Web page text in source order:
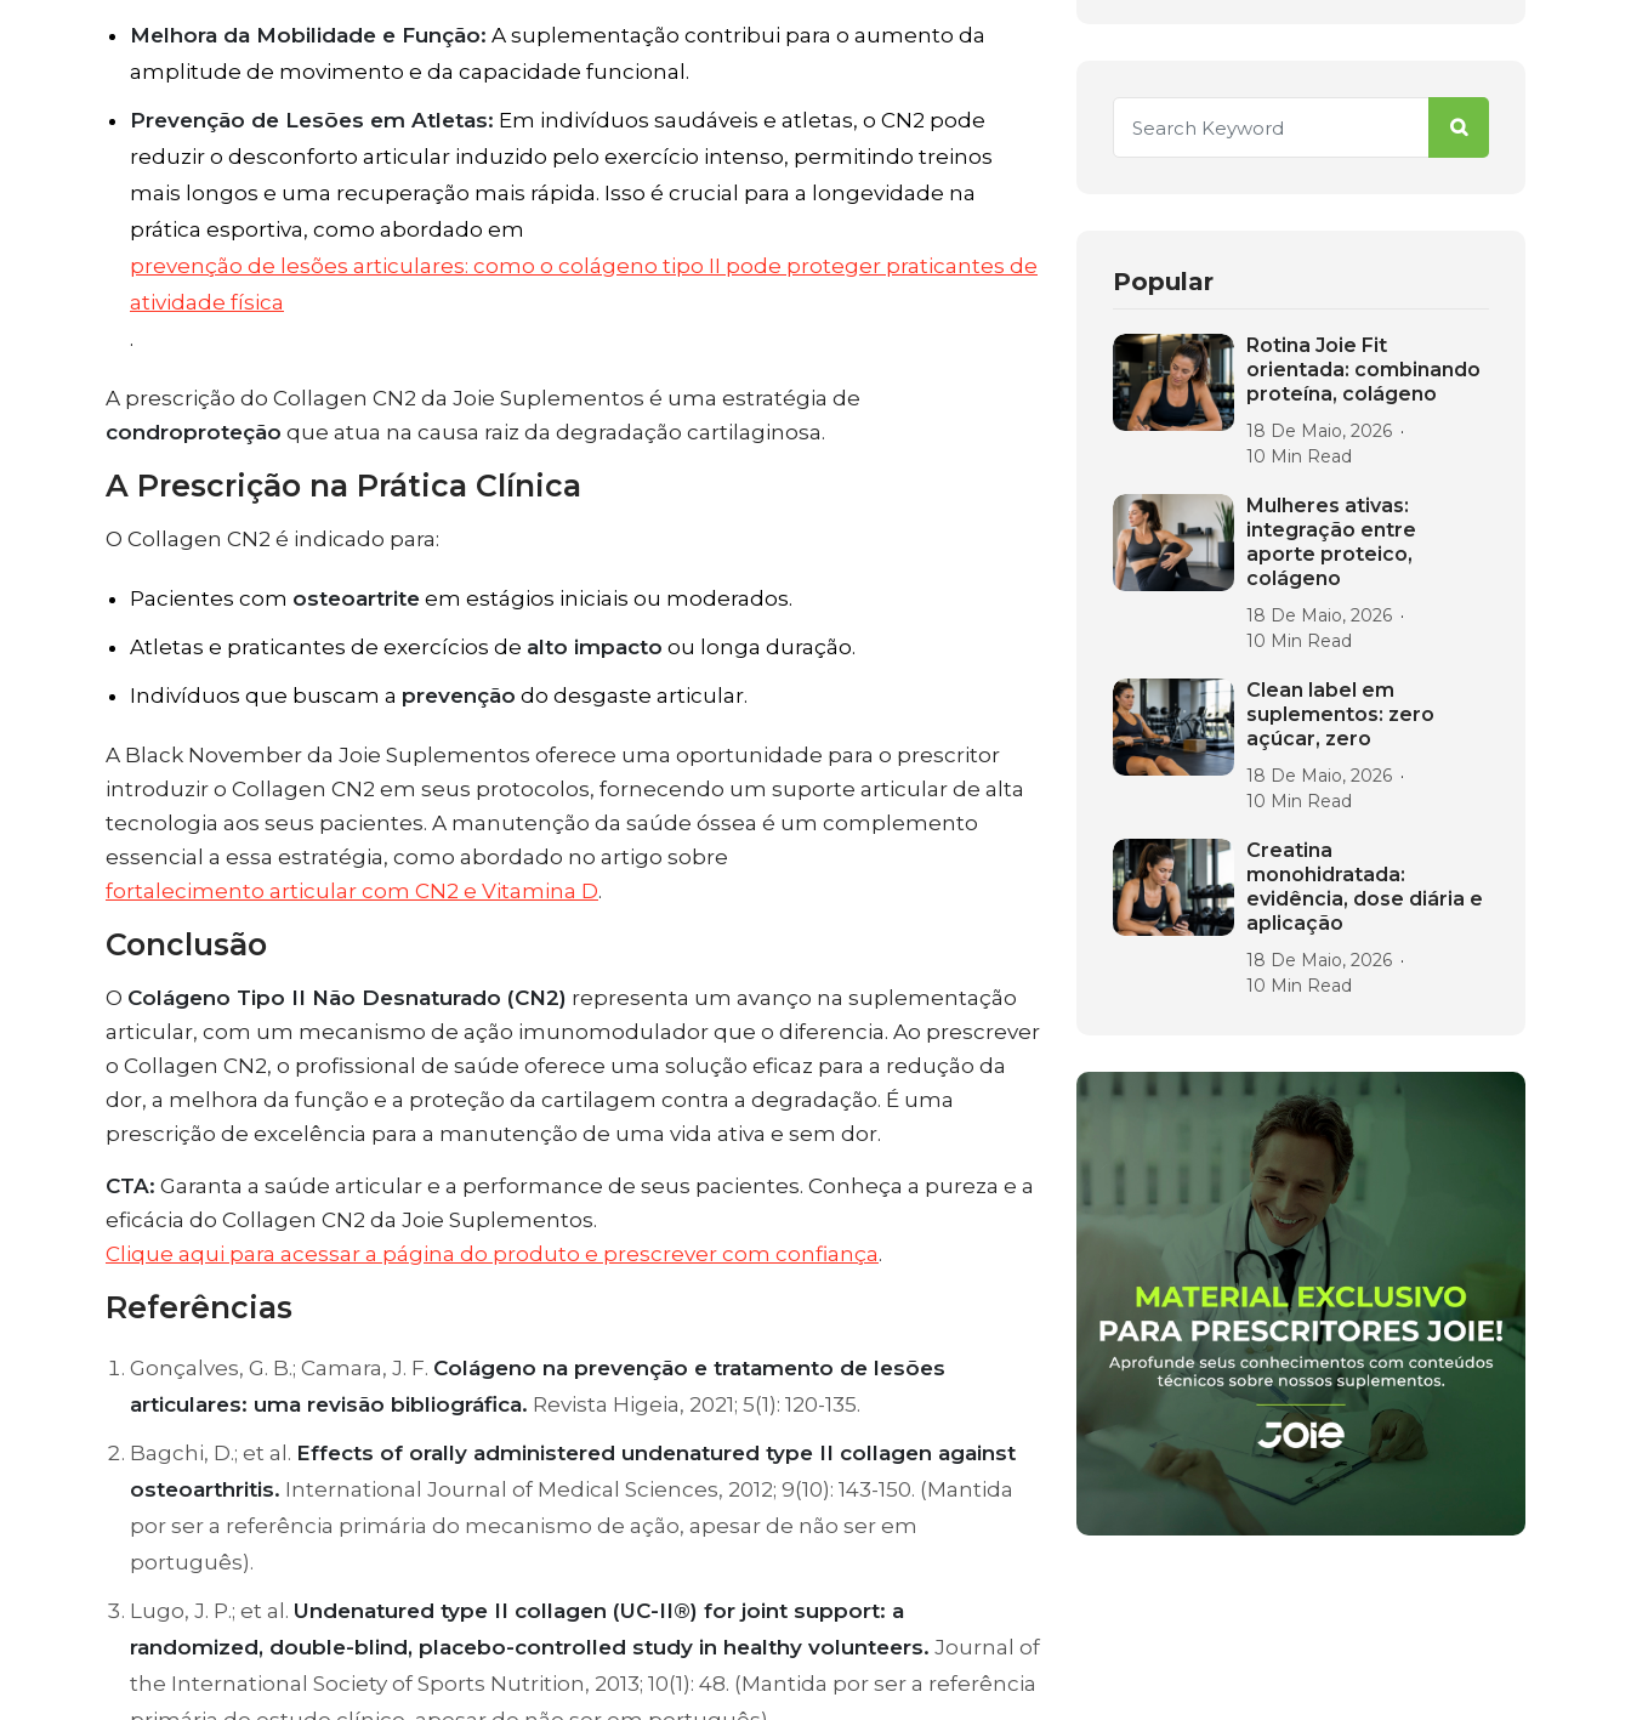
Melhora da Mobilidade e Função: A suplementação contribui para o aumento da
amplitude de movimento e da capacidade funcional.
Prevenção de Lesões em Atletas: Em indivíduos saudáveis e atletas, o CN2 pode
reduzir o desconforto articular induzido pelo exercício intenso, permitindo treinos
mais longos e uma recuperação mais rápida. Isso é crucial para a longevidade na
prática esportiva, como abordado em
prevenção de lesões articulares: como o colágeno tipo II pode proteger praticantes de
atividade física
.
A prescrição do Collagen CN2 da Joie Suplementos é uma estratégia de
condroproteção que atua na causa raiz da degradação cartilaginosa.
A Prescrição na Prática Clínica
O Collagen CN2 é indicado para:
Pacientes com osteoartrite em estágios iniciais ou moderados.
Atletas e praticantes de exercícios de alto impacto ou longa duração.
Indivíduos que buscam a prevenção do desgaste articular.
A Black November da Joie Suplementos oferece uma oportunidade para o prescritor
introduzir o Collagen CN2 em seus protocolos, fornecendo um suporte articular de alta
tecnologia aos seus pacientes. A manutenção da saúde óssea é um complemento
essencial a essa estratégia, como abordado no artigo sobre
fortalecimento articular com CN2 e Vitamina D.
Conclusão
O Colágeno Tipo II Não Desnaturado (CN2) representa um avanço na suplementação
articular, com um mecanismo de ação imunomodulador que o diferencia. Ao prescrever
o Collagen CN2, o profissional de saúde oferece uma solução eficaz para a redução da
dor, a melhora da função e a proteção da cartilagem contra a degradação. É uma
prescrição de excelência para a manutenção de uma vida ativa e sem dor.
CTA: Garanta a saúde articular e a performance de seus pacientes. Conheça a pureza e a
eficácia do Collagen CN2 da Joie Suplementos.
Clique aqui para acessar a página do produto e prescrever com confiança.
Referências
Gonçalves, G. B.; Camara, J. F. Colágeno na prevenção e tratamento de lesões
articulares: uma revisão bibliográfica. Revista Higeia, 2021; 5(1): 120-135.
Bagchi, D.; et al. Effects of orally administered undenatured type II collagen against
osteoarthritis. International Journal of Medical Sciences, 2012; 9(10): 143-150. (Mantida
por ser a referência primária do mecanismo de ação, apesar de não ser em
português).
Lugo, J. P.; et al. Undenatured type II collagen (UC-II®) for joint support: a
randomized, double-blind, placebo-controlled study in healthy volunteers. Journal of
the International Society of Sports Nutrition, 2013; 10(1): 48. (Mantida por ser a referência
Popular
Rotina Joie Fit
orientada: combinando
proteína, colágeno
18 De Maio, 2026
10 Min Read
Mulheres ativas:
integração entre
aporte proteico,
colágeno
18 De Maio, 2026
10 Min Read
Clean label em
suplementos: zero
açúcar, zero
18 De Maio, 2026
10 Min Read
Creatina
monohidratada:
evidência, dose diária e
aplicação
18 De Maio, 2026
10 Min Read